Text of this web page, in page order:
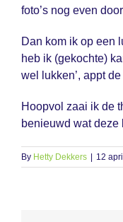
foto’s nog even
Dan kom ik op een
heb ik (gekochte)
wel lukken’, appt
Hoopvol zaai ik de
benieuwd wat deze
By Hetty Dekkers 12